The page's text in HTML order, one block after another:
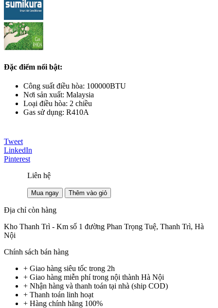
Đặc điểm nổi bật:
Công suất điều hòa: 100000BTU
Nơi sản xuất: Malaysia
Loại điều hòa: 2 chiều
Gas sử dụng: R410A
Tweet
LinkedIn
Pinterest
Liên hệ
Mua ngay Thêm vào giỏ
Địa chỉ còn hàng
Kho Thanh Trì - Km số 1 đường Phan Trọng Tuệ, Thanh Trì, Hà
Nội
Chính sách bán hàng
+ Giao hàng siêu tốc trong 2h
+ Giao hàng miễn phí trong nội thành Hà Nội
+ Nhận hàng và thanh toán tại nhà (ship COD)
+ Thanh toán linh hoạt
+ Hàng chính hãng 100%